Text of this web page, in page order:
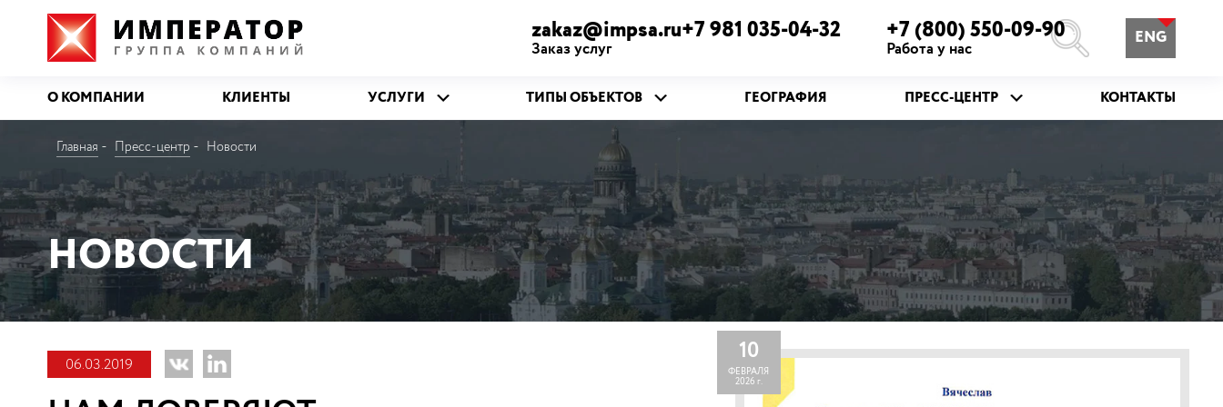
zakaz@impsa.ru+7 981 035-04-32
Заказ услуг
+7 (800) 550-09-90
Работа у нас ENG
О КОМПАНИИ КЛИЕНТЫ УСЛУГИ ТИПЫ ОБЪЕКТОВ ГЕОГРАФИЯ ПРЕСС-ЦЕНТР КОНТАКТЫ
Главная Пресс-центр Новости
НОВОСТИ
06.03.2019 10
ФЕВРАЛЯ
2026 г.